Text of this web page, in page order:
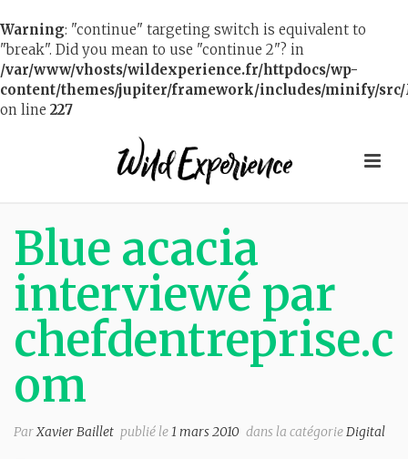
Warning: "continue" targeting switch is equivalent to
"break". Did you mean to use "continue 2"? in
/var/www/vhosts/wildexperience.fr/httpdocs/wp-
content/themes/jupiter/framework/includes/minify/
on line 227
Blue acacia
interviewé par
chefdentreprise.c
om
ParXavier Baillet publié le1 mars 2010 dans la catégorieDigital